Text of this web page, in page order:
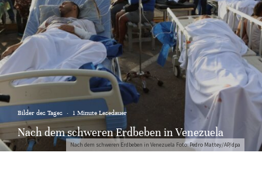
Nach dem schweren Erdbeben in Venezuela Foto: Pedro Mattey/AP/dpa
Bilder des Tages · 1 Minute Lesedauer
Nach dem schweren Erdbeben in Venezuela